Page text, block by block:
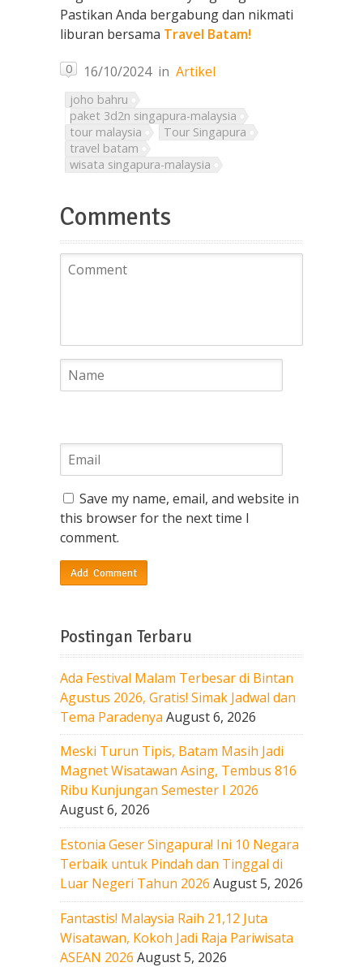
Pastikan Anda bergabung dan nikmati
liburan bersama Travel Batam!
0 16/10/2024in Artikel
joho bahru
paket 3d2n singapura-malaysia
tour malaysia
Tour Singapura
travel batam
wisata singapura-malaysia
Comments
Save my name, email, and website in
this browser for the next time I
comment.
Postingan Terbaru
Ada Festival Malam Terbesar di Bintan
Agustus 2026, Gratis! Simak Jadwal dan
Tema Paradenya August 6, 2026
Meski Turun Tipis, Batam Masih Jadi
Magnet Wisatawan Asing, Tembus 816
Ribu Kunjungan Semester I 2026
August 6, 2026
Estonia Geser Singapura! Ini 10 Negara
Terbaik untuk Pindah dan Tinggal di
Luar Negeri Tahun 2026 August 5, 2026
Fantastis! Malaysia Raih 21,12 Juta
Wisatawan, Kokoh Jadi Raja Pariwisata
ASEAN 2026 August 5, 2026